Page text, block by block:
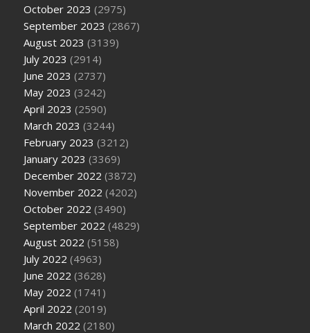
October 2023 (2975)
September 2023 (2867)
August 2023 (3139)
July 2023 (2914)
June 2023 (2737)
May 2023 (3242)
April 2023 (2590)
March 2023 (3244)
February 2023 (3212)
January 2023 (3369)
December 2022 (3872)
November 2022 (4202)
October 2022 (3490)
September 2022 (4829)
August 2022 (5158)
July 2022 (4963)
June 2022 (3628)
May 2022 (1741)
April 2022 (2019)
March 2022 (2180)